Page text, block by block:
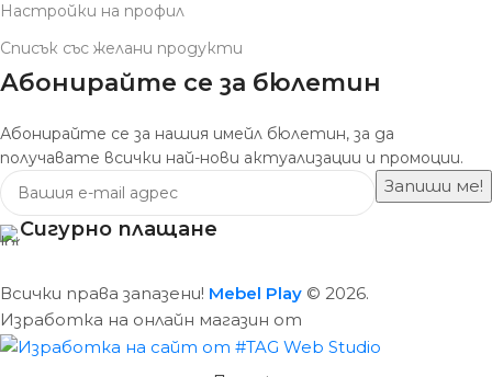
Настройки на профил
Списък със желани продукти
Абонирайте се за бюлетин
Абонирайте се за нашия имейл бюлетин, за да
получавате всички най-нови актуализации и промоции.
Сигурно плащане
Всички права запазени! Mebel Play © 2026.
Изработка на онлайн магазин от